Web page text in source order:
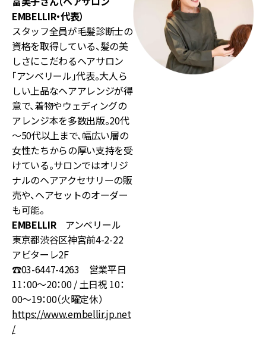
EMBELLIR・代表）
スタッフ全員が毛髪診断士の
資格を取得している、髪の美
しさにこだわるヘアサロン
「アンベリール」代表。大人ら
しい上品なヘアアレンジが得
意で、着物やウェディングの
アレンジ本を多数出版。20代
～50代以上まで、幅広い層の
女性たちからの厚い支持を受
けている。サロンではオリジ
ナルのヘアアクセサリーの販
売や、ヘアセットのオーダー
も可能。
EMBELLIR アンベリール
東京都渋谷区神宮前4-2-22
アビターレ2F
☎03-6447-4263 営業平日
11：00〜20：00 / 土日祝 10：
00〜19：00（火曜定休）
https://www.embellir.jp.net
/